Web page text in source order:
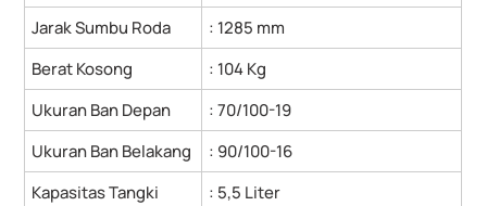
Jarak Sumbu Roda
: 1285 mm
Berat Kosong
: 104 Kg
Ukuran Ban Depan
: 70/100-19
Ukuran Ban Belakang
: 90/100-16
Kapasitas Tangki
: 5,5 Liter